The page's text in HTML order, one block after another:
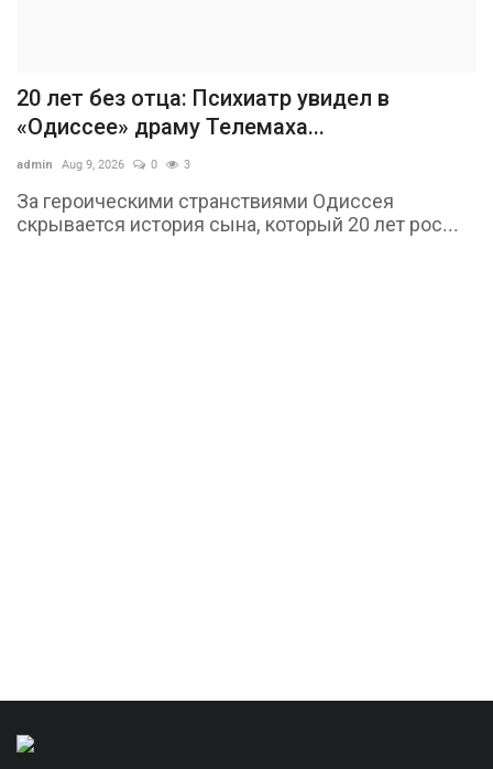
20 лет без отца: Психиатр увидел в
«Одиссее» драму Телемаха...
admin Aug 9, 2026 0 3
За героическими странствиями Одиссея
скрывается история сына, который 20 лет рос...